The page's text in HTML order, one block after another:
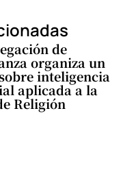
de
organiza un
inteligencia
aplicada a la
Religión